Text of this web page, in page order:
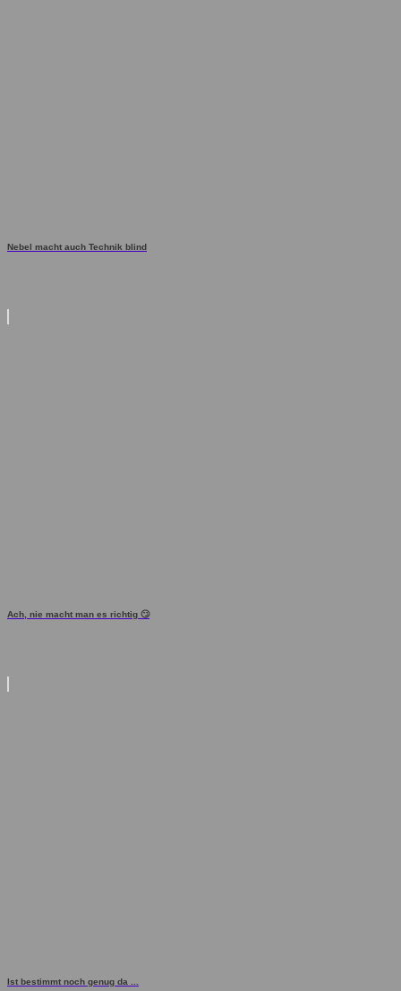
Nebel macht auch Technik blind
Ach, nie macht man es richtig 🙄
Ist bestimmt noch genug da ...